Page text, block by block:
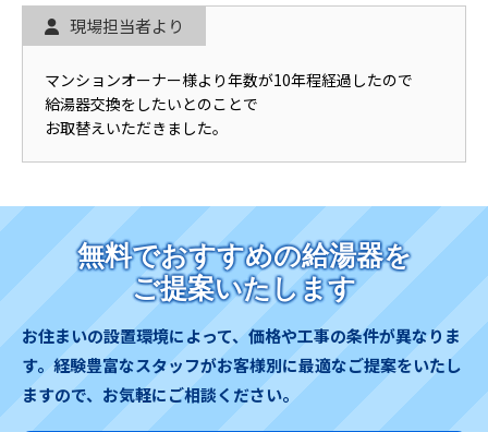
現場担当者より
マンションオーナー様より年数が10年程経過したので
給湯器交換をしたいとのことで
お取替えいただきました。
無料でおすすめの給湯器を
ご提案いたします
お住まいの設置環境によって、価格や工事の条件が異なりま
す。 経験豊富なスタッフがお客様別に最適なご提案をいたし
ますので、お気軽にご相談ください。